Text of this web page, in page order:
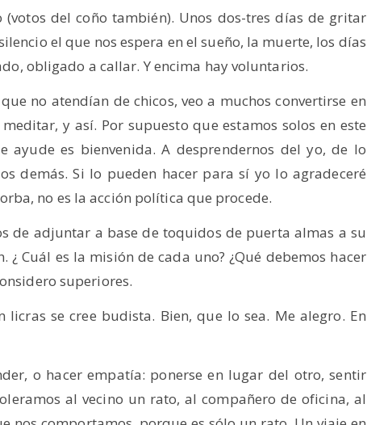
del coño también). Unos dos-tres días de gritar
el que nos espera en el sueño, la muerte, los días
obligado a callar. Y encima hay voluntarios.
no atendían de chicos, veo a muchos convertirse en
y así. Por supuesto que estamos solos en este
es bienvenida. A desprendernos del yo, de lo
demás. Si lo pueden hacer para sí yo lo agradeceré
no es la acción política que procede.
de adjuntar a base de toquidos de puerta almas a su
¿ Cuál es la misión de cada uno? ¿Qué debemos hacer
superiores.
se cree budista. Bien, que lo sea. Me alegro. En
o hacer empatía: ponerse en lugar del otro, sentir
al vecino un rato, al compañero de oficina, al